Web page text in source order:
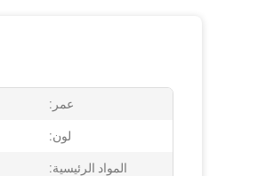
عمر:
لون:
المواد الرئيسية: